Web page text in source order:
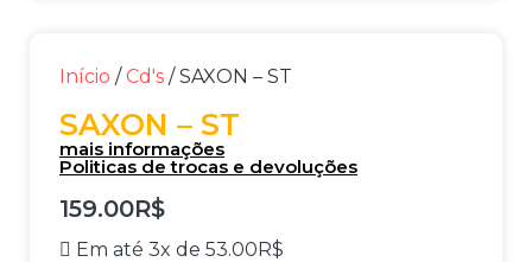
Início / Cd's / SAXON – ST
SAXON – ST
mais informações
Politicas de trocas e devoluções
159.00R$
Em até 3x de 53.00R$